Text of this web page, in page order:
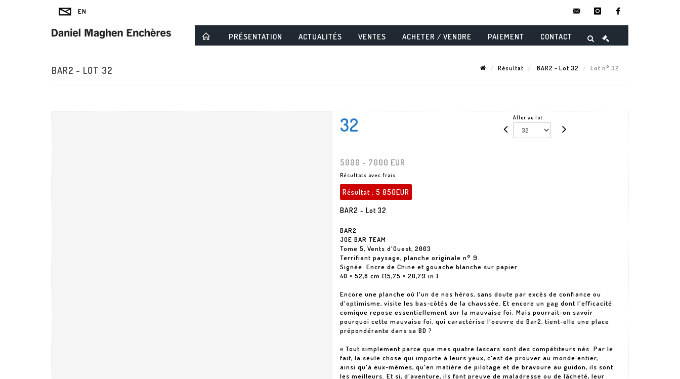
instagram
PRÉSENTATION ACTUALITÉS VENTES ACHETER / VENDRE PAIEMENT CONTACT
BAR2 - LOT 32 Résultat BAR2 - Lot 32 Lot n° 32
32 Aller au lot
5000 - 7000 EUR
Résultats avec frais
Résultat : 5 850EUR
BAR2 - Lot 32
BAR2
JOE BAR TEAM
Tome 5, Vents d'Ouest, 2003
Terrifiant paysage, planche originale n° 9.
Signée. Encre de Chine et gouache blanche sur papier
40 × 52,8 cm (15,75 × 20,79 in.)
Encore une planche où l'un de nos héros, sans doute par excès de confiance ou
d'optimisme, visite les bas-côtés de la chaussée. Et encore un gag dont l'efficacité
comique repose essentiellement sur la mauvaise foi. Mais pourrait-on savoir
pourquoi cette mauvaise foi, qui caractérise l'oeuvre de Bar2, tient-elle une place
prépondérante dans sa BD ?
« Tout simplement parce que mes quatre lascars sont des compétiteurs nés. Par le
fait, la seule chose qui importe à leurs yeux, c'est de prouver au monde entier,
ainsi qu'à eux-mêmes, qu'en matière de pilotage et de bravoure au guidon, ils sont
les meilleurs. Et si, d'aventure, ils font preuve de maladresse ou de lâcheté, leur